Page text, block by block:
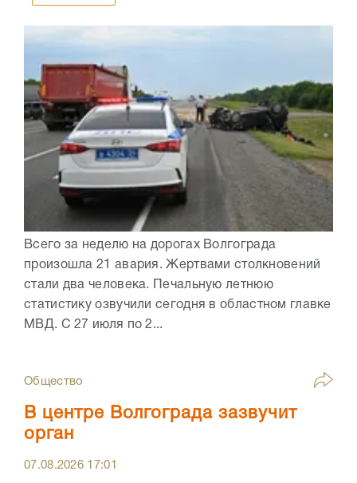
Всего за неделю на дорогах Волгограда
произошла 21 авария. Жертвами столкновений
стали два человека. Печальную летнюю
статистику озвучили сегодня в областном главке
МВД. С 27 июля по 2...
Общество
В центре Волгограда зазвучит
орган
07.08.2026 17:01